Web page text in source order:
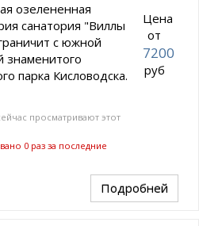
озелененная
санатория "Виллы
с южной
знаменитого
парка Кисловодска.
просматривают этот
0 раз за последние
Цена
от
7200
руб
Подробней